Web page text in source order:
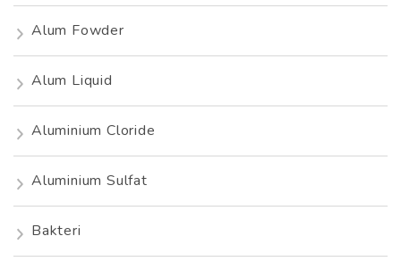
Alum Fowder
Alum Liquid
Aluminium Cloride
Aluminium Sulfat
Bakteri